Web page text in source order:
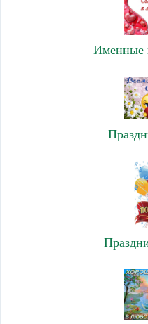
Именные